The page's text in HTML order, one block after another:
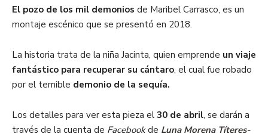
El pozo de los mil demonios de Maribel Carrasco, es un
montaje escénico que se presentó en 2018.
La historia trata de la niña Jacinta, quien emprende un viaje
fantástico para recuperar su cántaro, el cual fue robado
por el temible demonio de la sequía.
Los detalles para ver esta pieza el 30 de abril, se darán a
través de la cuenta de Facebookde Luna Morena Títeres-